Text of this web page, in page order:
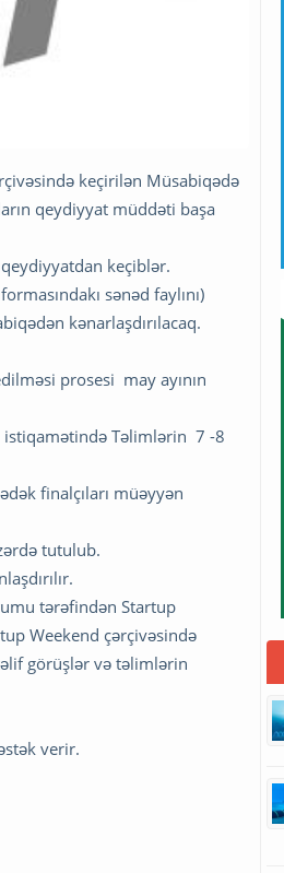
keçirilən Müsabiqədə
qeydiyyat müddəti başa
keçiblər.
sənəd faylını)
kənarlaşdırılacaq.
prosesi may ayının
istiqamətində Təlimlərin 7 -8
finalçıları müəyyən
tutulub.
tərəfindən Startup
Weekend çərçivəsində
görüşlər və təlimlərin
verir.